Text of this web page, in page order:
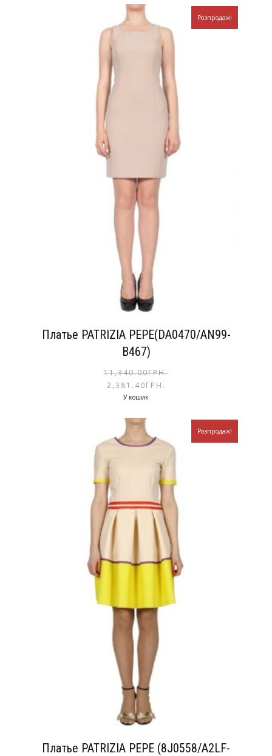
Платье PATRIZIA PEPE(DA0470/AN99-
B467)
Розпродаж!
11,340.00ГРН.
2,381.40ГРН.
У кошик
Платье PATRIZIA PEPE (8J0558/A2LF-
Розпродаж!